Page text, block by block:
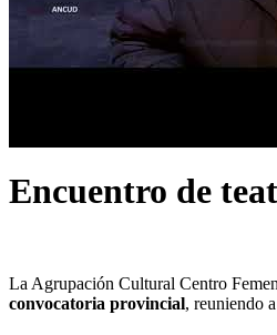
Encuentro de
La Agrupación Cultural Centro
convocatoria provincial, reuniendo a